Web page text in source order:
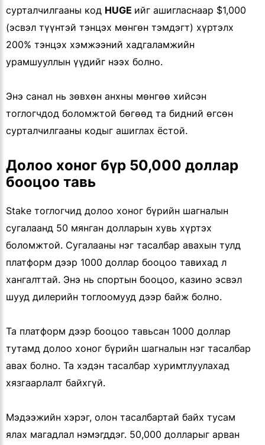
сурталчилгааны код HUGE ийг ашигласнаар $1,000
(эсвэл түүнтэй тэнцэх мөнгөн тэмдэгт) хүртэлх
200% тэнцэх хэмжээний хадгаламжийн
урамшууллын үүдийг нээх болно.
Энэ санал нь зөвхөн анхны мөнгөө хийсэн
тоглогчдод боломжтой бөгөөд та бидний өгсөн
сурталчилгааны кодыг ашиглах ёстой.
Долоо хоног бүр 50,000 доллар
бооцоо тавь
Stake тоглогчид долоо хоног бүрийн шагналын
сугалаанд 50 мянган долларын хувь хүртэх
боломжтой. Сугалааны нэг тасалбар авахын тулд
платформ дээр 1000 доллар бооцоо тавихад л
хангалттай. Энэ нь спортын бооцоо, казино эсвэл
шууд дилерийн тоглоомууд дээр байж болно.
Та платформ дээр бооцоо тавьсан 1000 доллар
тутамд долоо хоног бүрийн шагналын нэг тасалбар
авах болно. Та хэдэн тасалбар хуримтлуулахад
хязгаарлалт байхгүй.
Мэдээжийн хэрэг, олон тасалбартай байх тусам
ялах магадлал нэмэгддэг. 50,000 долларыг арван